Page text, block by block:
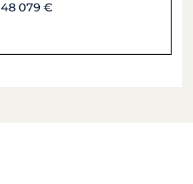
48 079 €